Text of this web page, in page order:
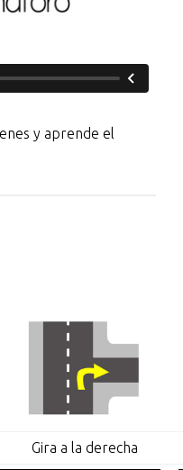
y aprende el
Gira a la derecha